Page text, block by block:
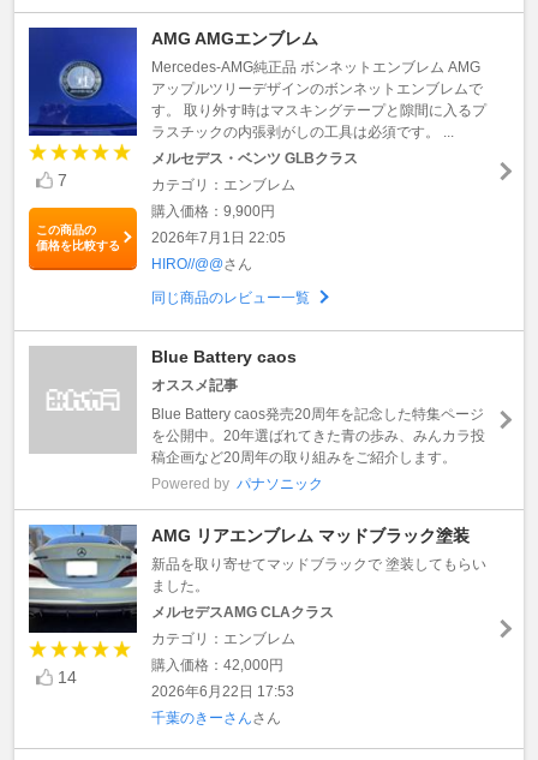
7
この商品の
価格を比較する
AMG AMGエンブレム
Mercedes-AMG純正品 ボンネットエンブレム AMG
アップルツリーデザインのボンネットエンブレムで
す。 取り外す時はマスキングテープと隙間に入るプ
ラスチックの内張剥がしの工具は必須です。 ...
メルセデス・ベンツ GLBクラス
カテゴリ：エンブレム
購入価格：9,900円
2026年7月1日 22:05
HIRO//@@さん
同じ商品のレビュー一覧
Blue Battery caos
オススメ記事
Blue Battery caos発売20周年を記念した特集ページ
を公開中。20年選ばれてきた青の歩み、みんカラ投
稿企画など20周年の取り組みをご紹介します。
Powered by パナソニック
14
AMG リアエンブレム マッドブラック塗装
新品を取り寄せてマッドブラックで 塗装してもらい
ました。
メルセデスAMG CLAクラス
カテゴリ：エンブレム
購入価格：42,000円
2026年6月22日 17:53
千葉のきーさんさん